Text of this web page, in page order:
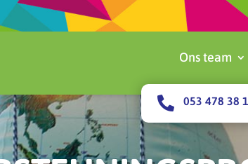
Ons team
 053 478 38